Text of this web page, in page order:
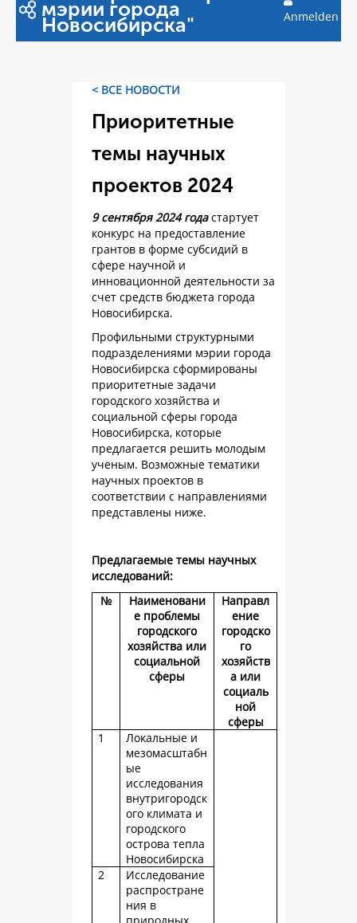
мэрии города
Новосибирска" Anmelden
< ВСЕ НОВОСТИ
Приоритетные
темы научных
проектов 2024
9 сентября 2024 годастартует
конкурс на предоставление
грантов в форме субсидий в
сфере научной и
инновационной деятельности за
счет средств бюджета города
Новосибирска.
Профильными структурными
подразделениями мэрии города
Новосибирска сформированы
приоритетные задачи
городского хозяйства и
социальной сферы города
Новосибирска, которые
предлагается решить молодым
ученым. Возможные тематики
научных проектов в
соответствии с направлениями
представлены ниже.
Предлагаемые темы научных
исследований:
№
Наименовани
е проблемы
городского
хозяйства или
социальной
сферы
Направл
ение
городско
го
хозяйств
а или
социаль
ной
сферы
1
Локальные и
мезомасштабн
ые
исследования
внутригородск
ого климата и
городского
острова тепла
Новосибирска
2
Исследование
распростране
ния в